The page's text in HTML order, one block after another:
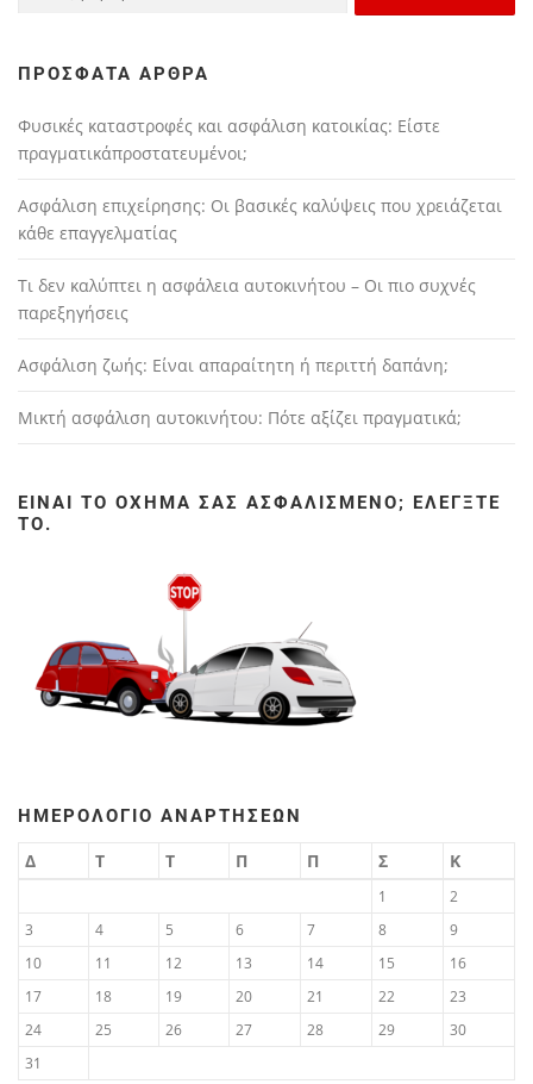
ΠΡΌΣΦΑΤΑ ΆΡΘΡΑ
Φυσικές καταστροφές και ασφάλιση κατοικίας: Είστε
πραγματικάπροστατευμένοι;
Ασφάλιση επιχείρησης: Οι βασικές καλύψεις που χρειάζεται
κάθε επαγγελματίας
Τι δεν καλύπτει η ασφάλεια αυτοκινήτου – Οι πιο συχνές
παρεξηγήσεις
Ασφάλιση ζωής: Είναι απαραίτητη ή περιττή δαπάνη;
Μικτή ασφάλιση αυτοκινήτου: Πότε αξίζει πραγματικά;
ΕΊΝΑΙ ΤΟ ΌΧΗΜΆ ΣΑΣ ΑΣΦΑΛΙΣΜΈΝΟ; ΕΛΈΓΞΤΕ
ΤΟ.
ΗΜΕΡΟΛΌΓΙΟ ΑΝΑΡΤΉΣΕΩΝ
Δ Τ Τ Π Π Σ Κ
1
2
3
4 5 6 7 8
9
10
11 12 13 14 15
16
17
18 19 20 21 22
23
24
25 26 27 28 29
30
31